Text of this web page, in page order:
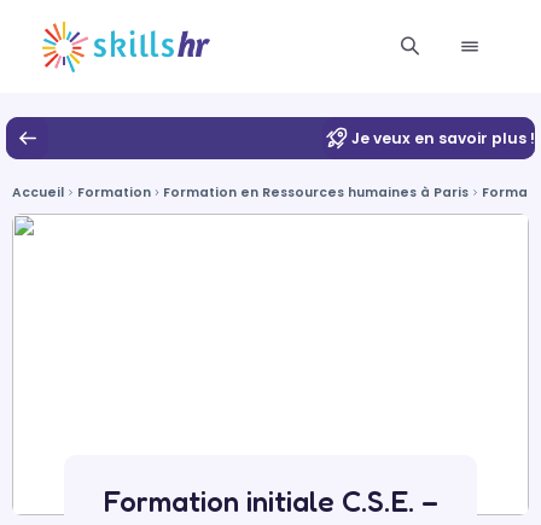
Je veux en savoir plus !
Accueil Formation Formation en Ressources humaines à Paris
Formation initiale C.S.E. –